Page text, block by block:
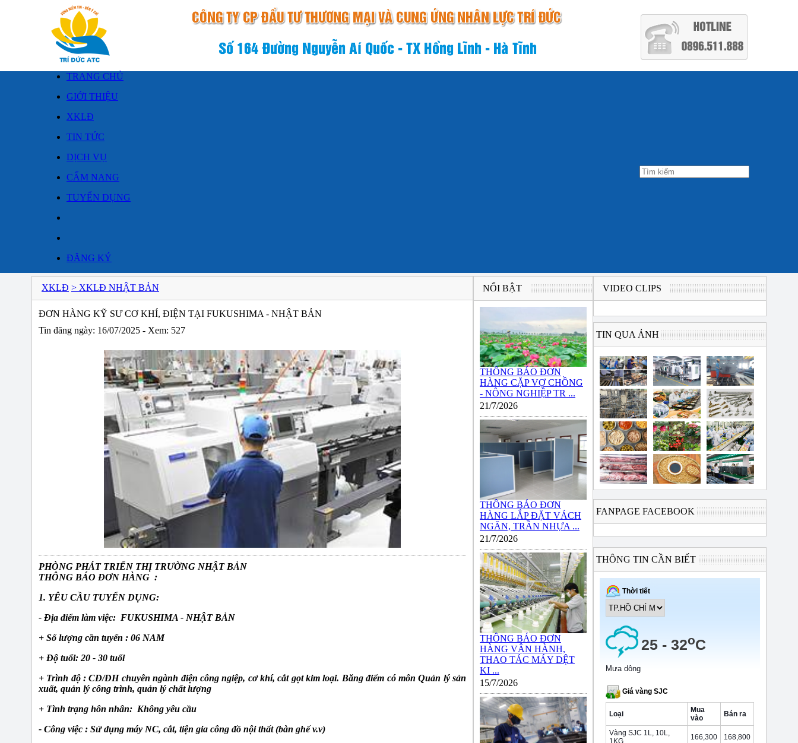
TRANG CHỦ
GIỚI THIỆU
XKLĐ
TIN TỨC
DỊCH VỤ
CẨM NANG
TUYỂN DỤNG
ĐĂNG KÝ
XKLĐ > XKLĐ NHẬT BẢN
ĐƠN HÀNG KỸ SƯ CƠ KHÍ, ĐIỆN TẠI FUKUSHIMA - NHẬT BẢN
Tin đăng ngày: 16/07/2025 - Xem: 527
PHÒNG PHÁT TRIỂN THỊ TRƯỜNG NHẬT BẢN
THÔNG BÁO ĐƠN HÀNG :
1. YÊU CẦU TUYỂN DỤNG:
- Địa điểm làm việc: FUKUSHIMA - NHẬT BẢN
+ Số lượng cần tuyển : 06 NAM
+ Độ tuổi: 20 - 30 tuổi
+ Trình độ : CĐ/ĐH chuyên ngành điện công ngiệp, cơ khí, cắt gọt kim loại. Băng điểm có môn Quản lý sản
xuất, quản lý công trình, quản lý chất lượng
+ Tình trạng hôn nhân: Không yêu cầu
- Công việc : Sử dụng máy NC, cắt, tiện gia công đồ nội thất (bàn ghế v.v)
NỔI BẬT
THÔNG BÁO ĐƠN
HÀNG CẶP VỢ CHỒNG
- NÔNG NGHIỆP TR ...
21/7/2026
THÔNG BÁO ĐƠN
HÀNG LẮP ĐẶT VÁCH
NGĂN, TRẦN NHỰA ...
21/7/2026
THÔNG BÁO ĐƠN
HÀNG VẬN HÀNH,
THAO TÁC MÁY DỆT
KI ...
15/7/2026
VIDEO CLIPS
TIN QUA ẢNH
FANPAGE FACEBOOK
THÔNG TIN CẦN BIẾT